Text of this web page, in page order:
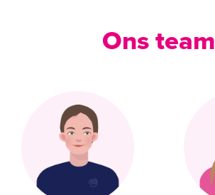
Ons team